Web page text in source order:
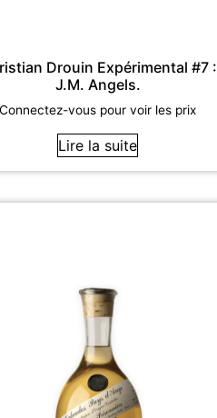
Drouin Expérimental #7 :
J.M. Angels.
Connectez-vous pour voir les prix
Lire la suite